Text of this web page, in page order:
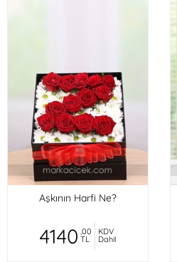
Aşkının Harfi Ne?
4140 ,00
TL
KDV
Dahil